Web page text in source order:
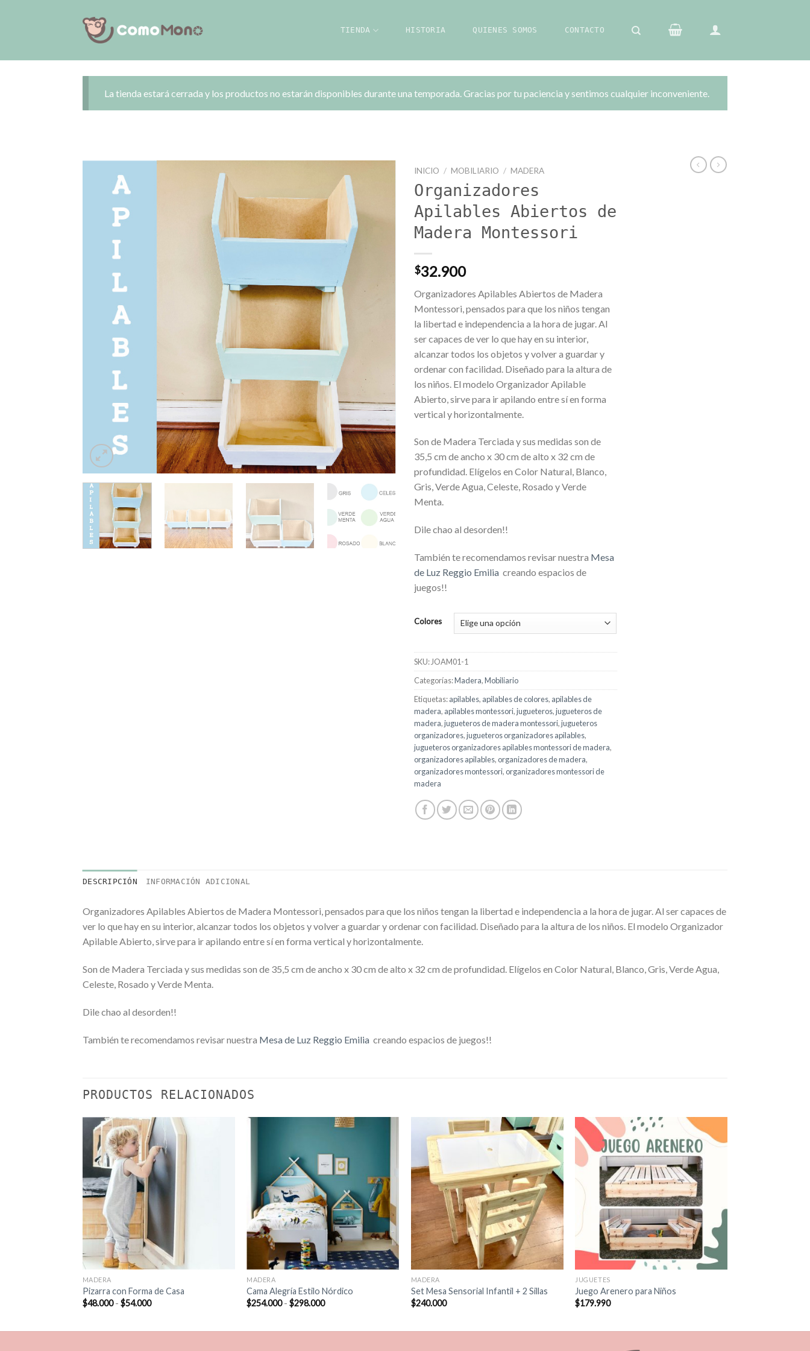
TIENDA HISTORIA QUIENES SOMOS CONTACTO
La tienda estará cerrada y los productos no estarán disponibles durante una temporada. Gracias por tu paciencia y sentimos cualquier inconveniente.
INICIO / MOBILIARIO / MADERA
Organizadores
Apilables Abiertos de
Madera Montessori
$32.900
Organizadores Apilables Abiertos de Madera
Montessori, pensados para que los niños tengan
la libertad e independencia a la hora de jugar. Al
ser capaces de ver lo que hay en su interior,
alcanzar todos los objetos y volver a guardar y
ordenar con facilidad. Diseñado para la altura de
los niños. El modelo Organizador Apilable
Abierto, sirve para ir apilando entre sí en forma
vertical y horizontalmente.
Son de Madera Terciada y sus medidas son de
35,5 cm de ancho x 30 cm de alto x 32 cm de
profundidad. Elígelos en Color Natural, Blanco,
Gris, Verde Agua, Celeste, Rosado y Verde
Menta.
Dile chao al desorden!!
También te recomendamos revisar nuestra Mesa
de Luz Reggio Emilia creando espacios de
juegos!!
Colores
SKU: JOAM01-1
Categorías:Madera,Mobiliario
Etiquetas:apilables, apilables de colores, apilables de
madera, apilables montessori,jugueteros,jugueteros de
madera,jugueteros de madera montessori,jugueteros
organizadores,jugueteros organizadores apilables,
jugueteros organizadores apilables montessori de madera,
organizadores apilables, organizadores de madera,
organizadores montessori, organizadores montessori de
madera
DESCRIPCIÓN INFORMACIÓN ADICIONAL
Organizadores Apilables Abiertos de Madera Montessori, pensados para que los niños tengan la libertad e independencia a la hora de jugar. Al ser capaces de
ver lo que hay en su interior, alcanzar todos los objetos y volver a guardar y ordenar con facilidad. Diseñado para la altura de los niños. El modelo Organizador
Apilable Abierto, sirve para ir apilando entre sí en forma vertical y horizontalmente.
Son de Madera Terciada y sus medidas son de 35,5 cm de ancho x 30 cm de alto x 32 cm de profundidad. Elígelos en Color Natural, Blanco, Gris, Verde Agua,
Celeste, Rosado y Verde Menta.
Dile chao al desorden!!
También te recomendamos revisar nuestra Mesa de Luz Reggio Emilia creando espacios de juegos!!
PRODUCTOS RELACIONADOS
MADERA
Pizarra con Forma de Casa
$48.000 - $54.000Rango
MADERA
Cama Alegría Estilo Nórdico
$254.000 - $298.000Rango
MADERA
Set Mesa Sensorial Infantil + 2 Sillas
$240.000
JUGUETES
Juego Arenero para Niños
$179.990